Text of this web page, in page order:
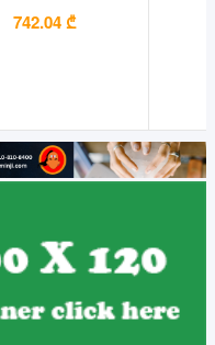
742.04 ₾